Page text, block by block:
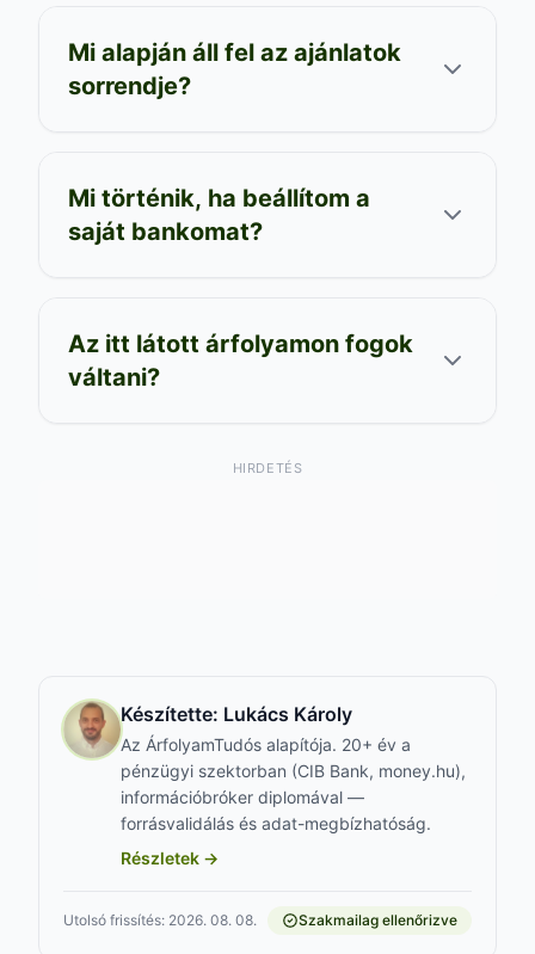
Mi alapján áll fel az ajánlatok
sorrendje?
Mi történik, ha beállítom a
saját bankomat?
Az itt látott árfolyamon fogok
váltani?
HIRDETÉS
Készítette: Lukács Károly
Az ÁrfolyamTudós alapítója. 20+ év a
pénzügyi szektorban (CIB Bank, money.hu),
információbróker diplomával —
forrásvalidálás és adat-megbízhatóság.
Részletek →
Utolsó frissítés: 2026. 08. 08. Szakmailag ellenőrizve